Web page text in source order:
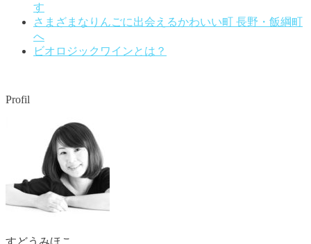
す
さまざまなりんごに出会えるかわいい町 長野・飯綱町
へ
ビオロジックワインとは？
Profil
すどうみほこ